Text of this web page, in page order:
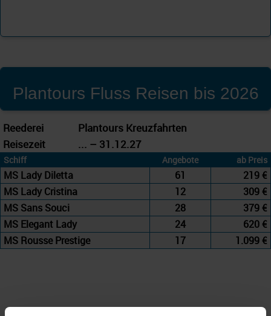
Plantours Fluss Reisen bis 2026
Reederei
Plantours Kreuzfahrten
Reisezeit
... – 31.12.27
Schiff Angebote ab Preis
MS Lady Diletta 61
219 €
MS Lady Cristina
12
309 €
MS Sans Souci
28
379 €
MS Elegant Lady
24
620 €
MS Rousse Prestige
17 1.099 €